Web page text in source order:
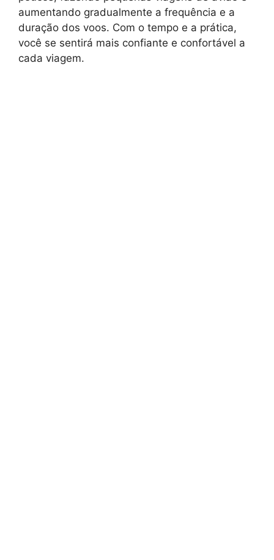
aumentando gradualmente a frequência e a
duração dos voos. Com o tempo e a prática,
você se sentirá mais confiante e confortável a
cada viagem.